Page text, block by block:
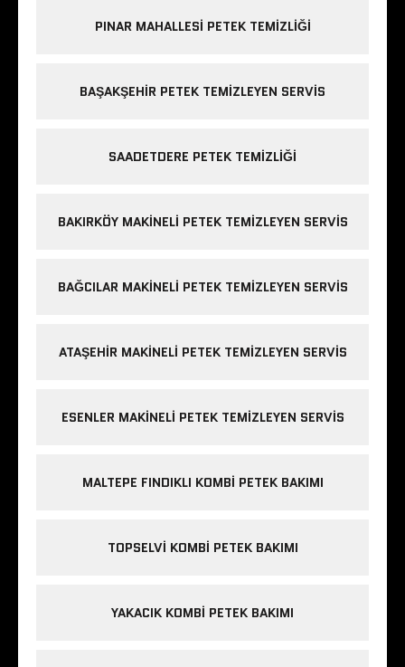
PINAR MAHALLESI PETEK TEMIZLIĞI
BAŞAKŞEHIR PETEK TEMIZLEYEN SERVIS
SAADETDERE PETEK TEMIZLIĞI
BAKIRKÖY MAKINELI PETEK TEMIZLEYEN SERVIS
BAĞCILAR MAKINELI PETEK TEMIZLEYEN SERVIS
ATAŞEHIR MAKINELI PETEK TEMIZLEYEN SERVIS
ESENLER MAKINELI PETEK TEMIZLEYEN SERVIS
MALTEPE FINDIKLI KOMBI PETEK BAKIMI
TOPSELVI KOMBI PETEK BAKIMI
YAKACIK KOMBI PETEK BAKIMI